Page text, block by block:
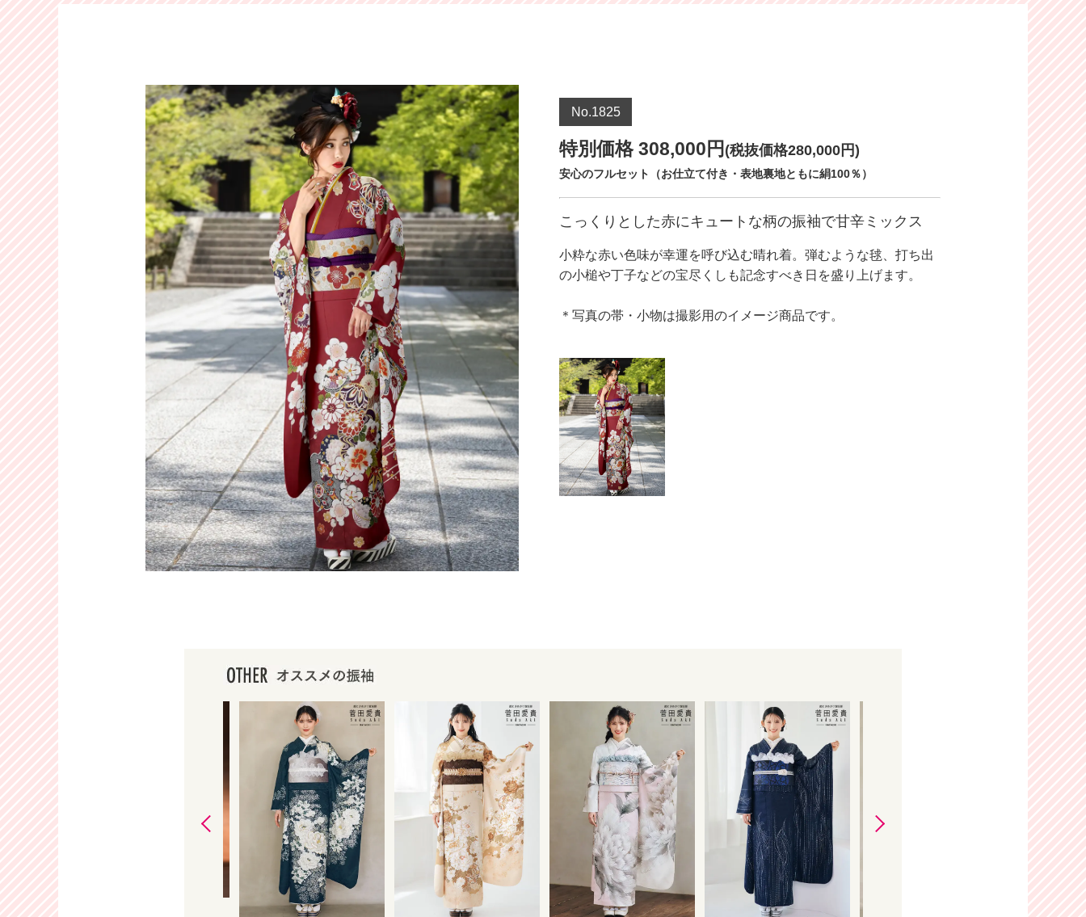
No.1825
特別価格 308,000円 (税抜価格280,000円)
安心のフルセット（お仕立て付き・表地裏地ともに絹100％）
こっくりとした赤にキュートな柄の振袖で甘辛ミックス
小粋な赤い色味が幸運を呼び込む晴れ着。弾むような毬、打ち出
の小槌や丁子などの宝尽くしも記念すべき日を盛り上げます。
＊写真の帯・小物は撮影用のイメージ商品です。